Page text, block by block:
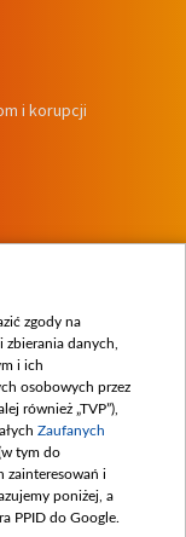
i korupcji
zgody na
danych,
i ich
osobowych przez
również „TVP”),
Zaufanych
tym do
zainteresowań i
poniżej, a
PPID do Google.